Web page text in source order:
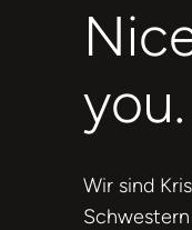
you.
Wir sind